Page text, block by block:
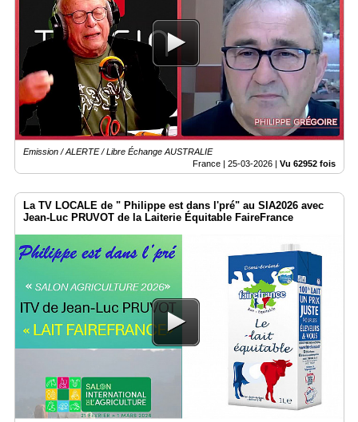
Emission / ALERTE / Libre Échange AUSTRALIE
France | 25-03-2026 | Vu 62952 fois
La TV LOCALE de " Philippe est dans l'pré" au SIA2026 avec
Jean-Luc PRUVOT de la Laiterie Équitable FaireFrance